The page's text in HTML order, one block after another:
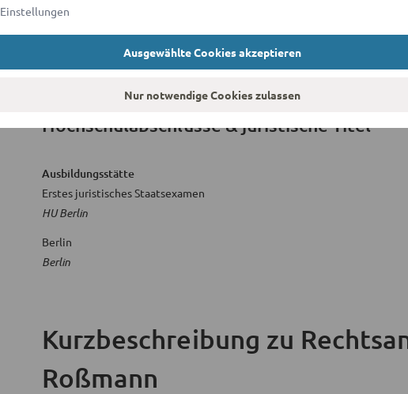
HU Berlin
Hochschulabschlüsse & juristische Titel
Ausbildungsstätte
Erstes juristisches Staatsexamen
HU Berlin
Berlin
Berlin
Kurzbeschreibung zu
Roßmann
Einstellungen
Ausgewählte Cookies akzeptieren
Nur notwendige Cookies zulassen